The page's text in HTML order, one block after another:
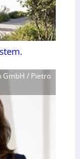
GmbH / Pietro